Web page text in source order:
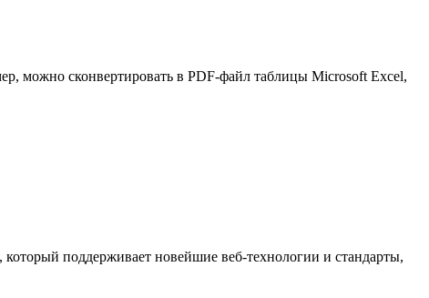
можно сконвертировать в PDF-файл таблицы Microsoft Excel,
поддерживает новейшие веб-технологии и стандарты,